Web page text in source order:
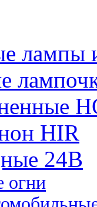
лампы
HIR
24B
огни